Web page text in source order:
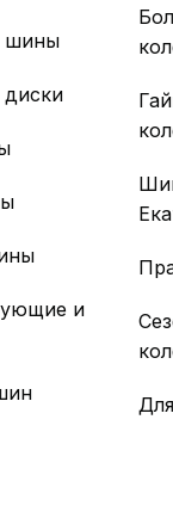
шины
диски
и